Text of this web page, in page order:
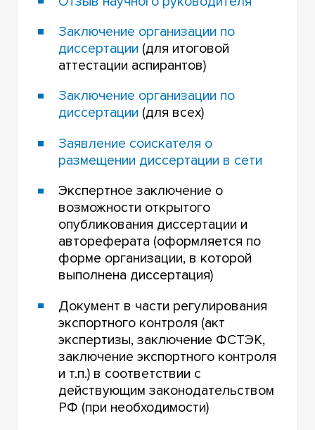
Заключение организации по
диссертации (для итоговой
аттестации аспирантов)
Заключение организации по
диссертации (для всех)
Заявление соискателя о
размещении диссертации в сети
Экспертное заключение о
возможности открытого
опубликования диссертации и
автореферата (оформляется по
форме организации, в которой
выполнена диссертация)
Документ в части регулирования
экспортного контроля (акт
экспертизы, заключение ФСТЭК,
заключение экспортного контроля
и т.п.) в соответствии с
действующим законодательством
РФ (при необходимости)